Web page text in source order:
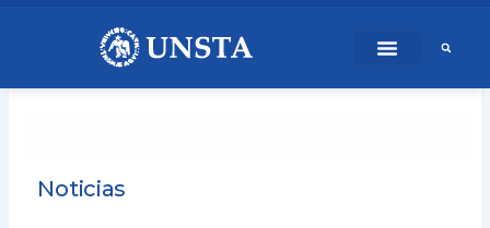
Noticias